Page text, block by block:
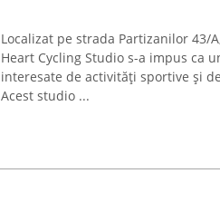
Localizat pe strada Partizanilor 43/
Heart Cycling Studio s-a impus ca
interesate de activități sportive și
Acest studio ...